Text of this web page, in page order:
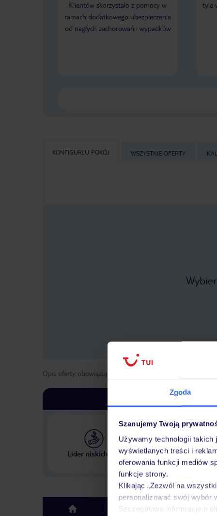
Zgoda
Szanujemy Twoją
Używamy technologii
wyświetlanych treści i
oferowania funkcji mediów
funkcje strony.
Klikając „Zezwól na
personalizować swój wybór
Szczegółowe informacje o
Klientów skorzystało z pomocy w
ramach dodatkowego ubezpieczenia
od nagłych zachorowań i wypadków
tyle
KONFIGURUJ POKÓJ WSZYSTKIE OFERTY
Opis oferty obowiązuje dla wyjazdów w terminie
Lider niskich cen
Największe biuro
w Polsce
top Hotel Opinie